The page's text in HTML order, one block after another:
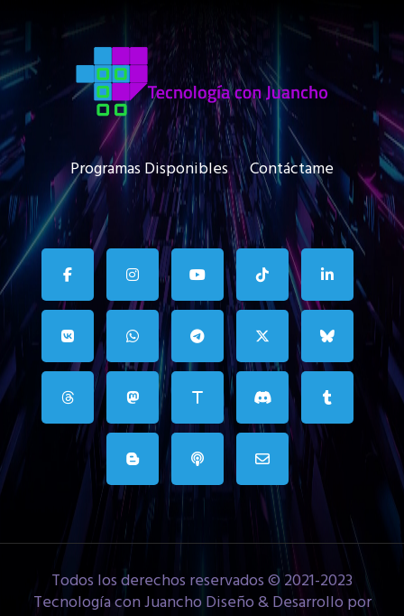
Programas Disponibles Contáctame
Todos los derechos reservados © 2021-2023
Tecnología con Juancho Diseño & Desarrollo por